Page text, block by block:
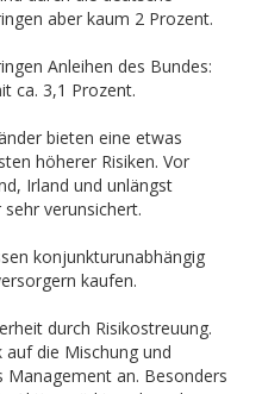
aber kaum 2 Prozent.
Anleihen des Bundes:
ca. 3,1 Prozent.
bieten eine etwas
höherer Risiken. Vor
Irland und unlängst
verunsichert.
konjunkturunabhängig
kaufen.
durch Risikostreuung.
die Mischung und
Management an. Besonders